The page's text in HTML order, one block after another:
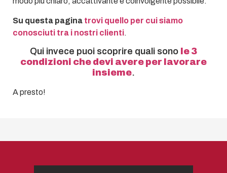
Su questa pagina trovi quello per cui siamo
conosciuti tra i nostri clienti.
Qui invece puoi scoprire quali sono le 3
condizioni che devi avere per lavorare
insieme.
A presto!